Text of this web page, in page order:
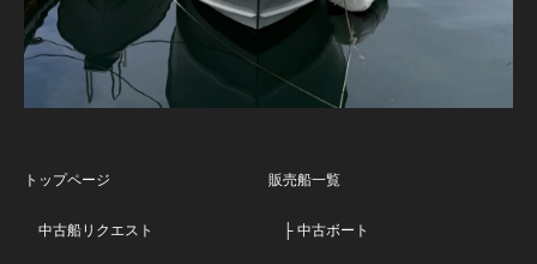
トップページ
中古船リクエスト
販売船一覧
├ 中古ボート